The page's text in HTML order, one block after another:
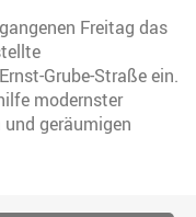
Freitag das
Grube-Straße ein.
modernster
geräumigen